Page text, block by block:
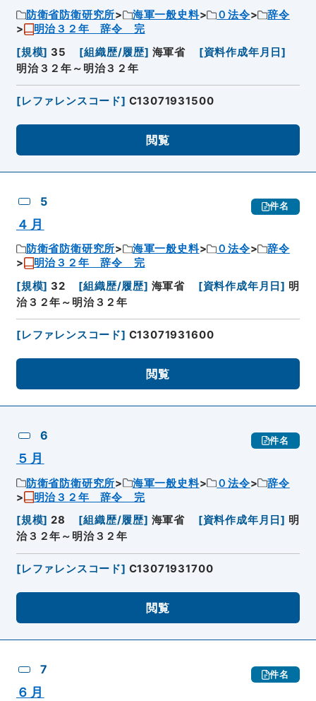
防衛省防衛研究所 海軍一般史料 ０法令
辞令
明治３２年 辞令 完
[規模] 35 [組織歴/履歴] 海軍省 [資料作成年月日]
明治３２年～明治３２年
[レファレンスコード] C13071931500
閲覧
5 件名
４月
防衛省防衛研究所 海軍一般史料 ０法令
辞令
明治３２年 辞令 完
[規模] 32 [組織歴/履歴] 海軍省 [資料作成年月日] 明
治３２年～明治３２年
[レファレンスコード] C13071931600
閲覧
6 件名
５月
防衛省防衛研究所 海軍一般史料 ０法令
辞令
明治３２年 辞令 完
[規模] 28 [組織歴/履歴] 海軍省 [資料作成年月日] 明
治３２年～明治３２年
[レファレンスコード] C13071931700
閲覧
7 件名
６月